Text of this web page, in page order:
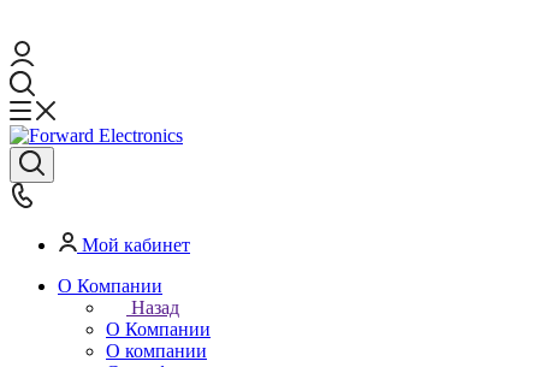
Мой кабинет
О Компании
Назад
О Компании
О компании